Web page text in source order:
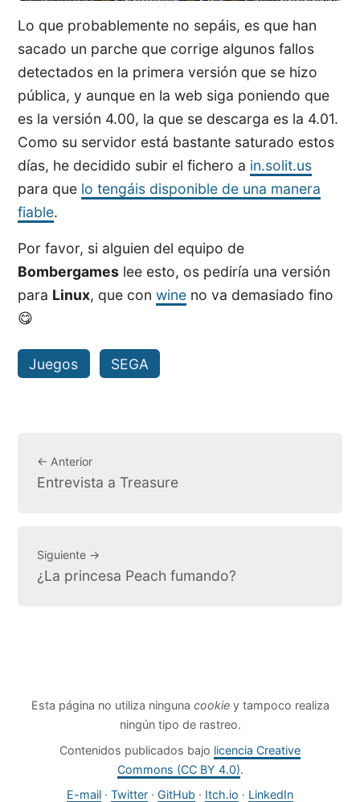
Lo que probablemente no sepáis, es que han
sacado un parche que corrige algunos fallos
detectados en la primera versión que se hizo
pública, y aunque en la web siga poniendo que
es la versión 4.00, la que se descarga es la 4.01.
Como su servidor está bastante saturado estos
días, he decidido subir el fichero a in.solit.us
para que lo tengáis disponible de una manera
fiable.
Por favor, si alguien del equipo de
Bombergames lee esto, os pediría una versión
para Linux, que conwine no va demasiado fino
😋
Juegos SEGA
← Anterior
Entrevista a Treasure
Siguiente →
¿La princesa Peach fumando?
Esta página no utiliza ninguna cookiey tampoco realiza
ningún tipo de rastreo.
Contenidos publicados bajo licencia Creative
Commons (CC BY 4.0).
E-mail · Twitter · GitHub · Itch.io · LinkedIn